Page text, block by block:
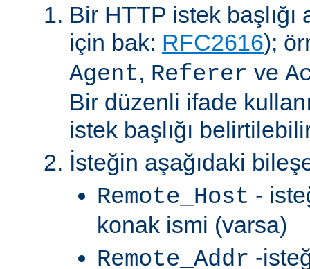
Bir HTTP istek başlığı
için bak: RFC2616);
Agent, Referer ve
Bir düzenli ifade
istek başlığı
İsteğin aşağıdaki
Remote_Host -
konak ismi (varsa)
Remote_Addr -